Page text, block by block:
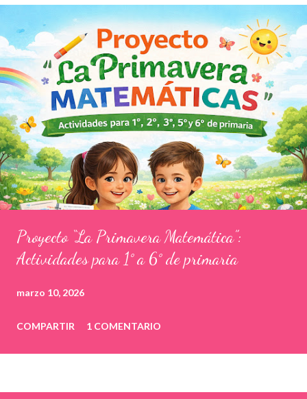
Proyecto “La Primavera Matemática”:
Actividades para 1° a 6° de primaria
marzo 10, 2026
COMPARTIR 1 COMENTARIO